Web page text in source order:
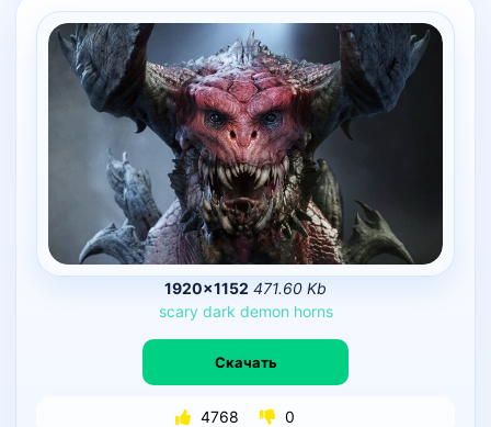
1920×1152 471.60 Kb
scary dark demon horns
Скачать
4768 0